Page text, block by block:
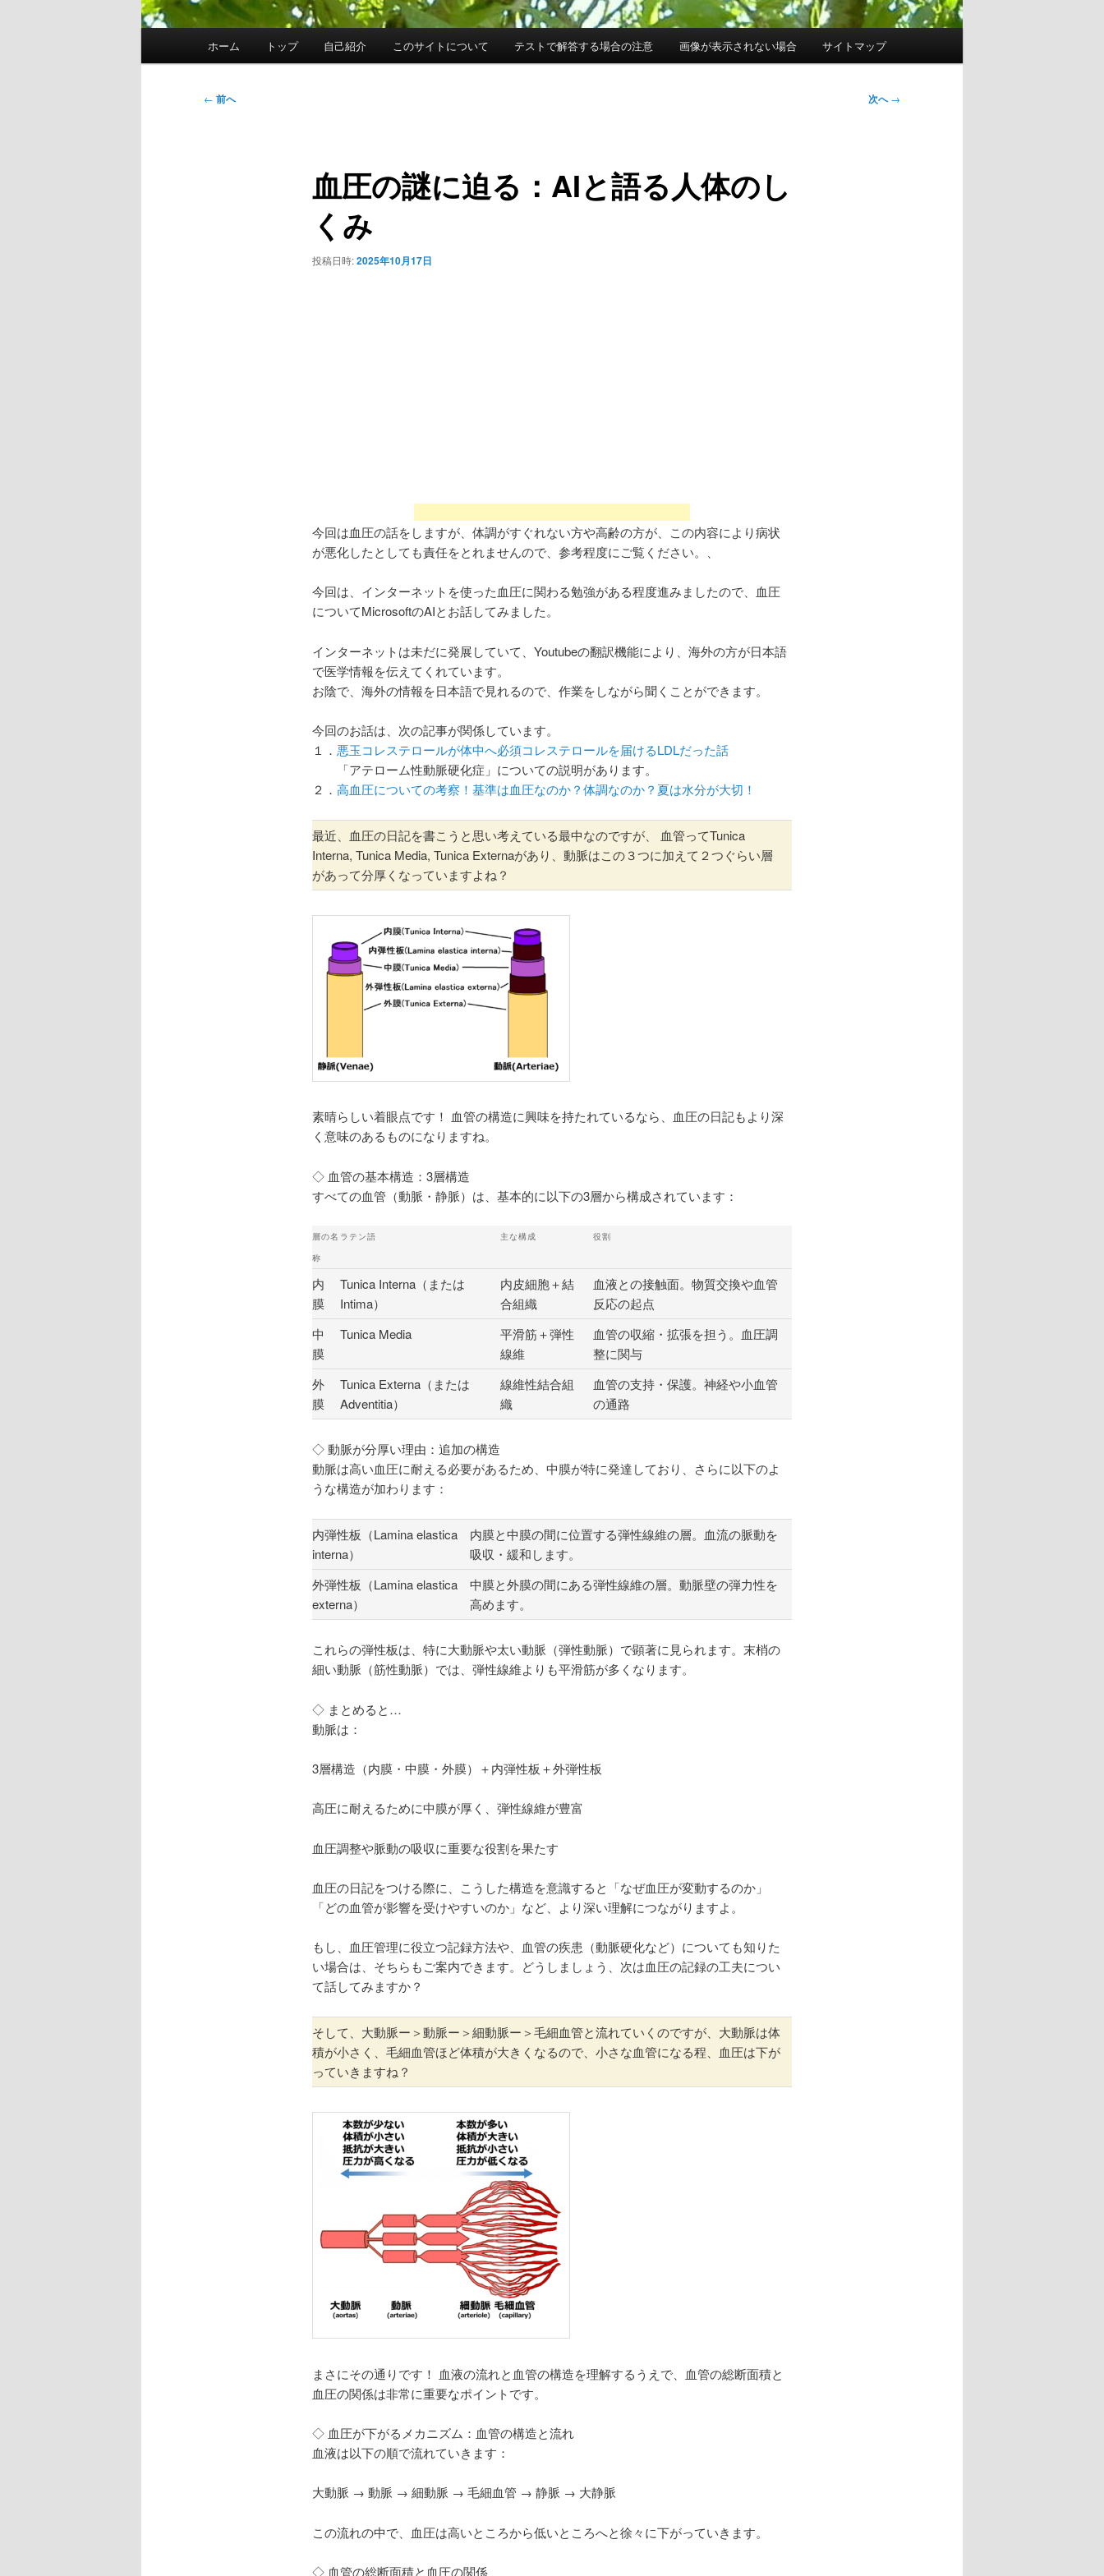
ホーム トップ 自己紹介 このサイトについて テストで解答する場合の注意 画像が表示されない場合 サイトマップ
投
← 前へ 次へ→
血圧の謎に迫る：AIと語る人体のし
くみ
投稿日時:2025年10月17日
今回は血圧の話をしますが、体調がすぐれない方や高齢の方が、この内容により病状
が悪化したとしても責任をとれませんので、参考程度にご覧ください。、
今回は、インターネットを使った血圧に関わる勉強がある程度進みましたので、血圧
についてMicrosoftのAIとお話してみました。
インターネットは未だに発展していて、Youtubeの翻訳機能により、海外の方が日本語
で医学情報を伝えてくれています。
お陰で、海外の情報を日本語で見れるので、作業をしながら聞くことができます。
今回のお話は、次の記事が関係しています。
１． 悪玉コレステロールが体中へ必須コレステロールを届けるLDLだった話
「アテローム性動脈硬化症」についての説明があります。
２． 高血圧についての考察！基準は血圧なのか？体調なのか？夏は水分が大切！
最近、血圧の日記を書こうと思い考えている最中なのですが、 血管ってTunica
Interna, Tunica Media, Tunica Externaがあり、動脈はこの３つに加えて２つぐらい層
があって分厚くなっていますよね？
素晴らしい着眼点です！ 血管の構造に興味を持たれているなら、血圧の日記もより深
く意味のあるものになりますね。
◇ 血管の基本構造：3層構造
すべての血管（動脈・静脈）は、基本的に以下の3層から構成されています：
層の名
称
ラテン語 主な構成 役割
内
膜
Tunica Interna（または
Intima）
内皮細胞＋結
合組織
血液との接触面。物質交換や血管
反応の起点
中
膜
Tunica Media
平滑筋＋弾性
線維
血管の収縮・拡張を担う。血圧調
整に関与
外
膜
Tunica Externa（または
Adventitia）
線維性結合組
織
血管の支持・保護。神経や小血管
の通路
◇ 動脈が分厚い理由：追加の構造
動脈は高い血圧に耐える必要があるため、中膜が特に発達しており、さらに以下のよ
うな構造が加わります：
内弾性板（Lamina elastica
interna）
内膜と中膜の間に位置する弾性線維の層。血流の脈動を
吸収・緩和します。
外弾性板（Lamina elastica
externa）
中膜と外膜の間にある弾性線維の層。動脈壁の弾力性を
高めます。
これらの弾性板は、特に大動脈や太い動脈（弾性動脈）で顕著に見られます。末梢の
細い動脈（筋性動脈）では、弾性線維よりも平滑筋が多くなります。
◇ まとめると…
動脈は：
3層構造（内膜・中膜・外膜）＋内弾性板＋外弾性板
高圧に耐えるために中膜が厚く、弾性線維が豊富
血圧調整や脈動の吸収に重要な役割を果たす
血圧の日記をつける際に、こうした構造を意識すると「なぜ血圧が変動するのか」
「どの血管が影響を受けやすいのか」など、より深い理解につながりますよ。
もし、血圧管理に役立つ記録方法や、血管の疾患（動脈硬化など）についても知りた
い場合は、そちらもご案内できます。どうしましょう、次は血圧の記録の工夫につい
て話してみますか？
そして、大動脈ー＞動脈ー＞細動脈ー＞毛細血管と流れていくのですが、大動脈は体
積が小さく、毛細血管ほど体積が大きくなるので、小さな血管になる程、血圧は下が
っていきますね？
まさにその通りです！ 血液の流れと血管の構造を理解するうえで、血管の総断面積と
血圧の関係は非常に重要なポイントです。
◇ 血圧が下がるメカニズム：血管の構造と流れ
血液は以下の順で流れていきます：
大動脈 → 動脈 → 細動脈 → 毛細血管 → 静脈 → 大静脈
この流れの中で、血圧は高いところから低いところへと徐々に下がっていきます。
◇ 血管の総断面積と血圧の関係